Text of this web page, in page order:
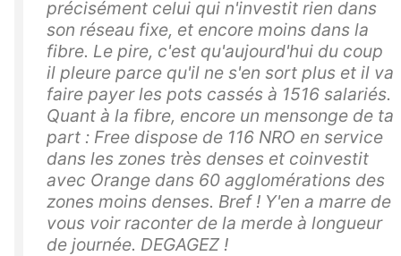
précisément celui qui n'investit rien dans
son réseau fixe, et encore moins dans la
fibre. Le pire, c'est qu'aujourd'hui du coup
il pleure parce qu'il ne s'en sort plus et il va
faire payer les pots cassés à 1516 salariés.
Quant à la fibre, encore un mensonge de ta
part : Free dispose de 116 NRO en service
dans les zones très denses et coinvestit
avec Orange dans 60 agglomérations des
zones moins denses. Bref ! Y'en a marre de
vous voir raconter de la merde à longueur
de journée. DEGAGEZ !